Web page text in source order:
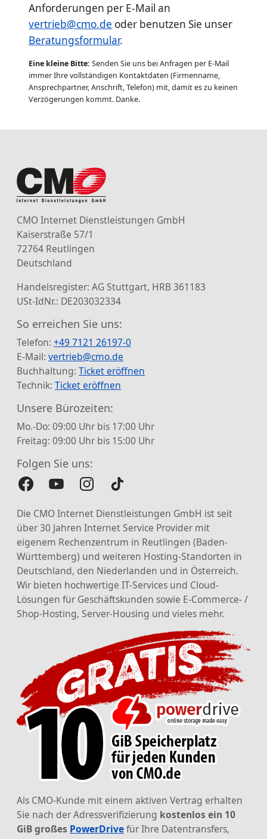
Anforderungen per E-Mail an
vertrieb@cmo.de oder benutzen Sie unser
Beratungsformular.
Eine kleine Bitte: Senden Sie uns bei Anfragen per E-Mail
immer Ihre vollständigen Kontaktdaten (Firmenname,
Ansprechpartner, Anschrift, Telefon) mit, damit es zu keinen
Verzögerungen kommt. Danke.
CMO Internet Dienstleistungen GmbH
Kaiserstraße 57/1
72764 Reutlingen
Deutschland
Handelsregister: AG Stuttgart, HRB 361183
USt-IdNr.: DE203032334
So erreichen Sie uns:
Telefon: +49 7121 26197-0
E-Mail: vertrieb@cmo.de
Buchhaltung: Ticket eröffnen
Technik: Ticket eröffnen
Unsere Bürozeiten:
Mo.-Do: 09:00 Uhr bis 17:00 Uhr
Freitag: 09:00 Uhr bis 15:00 Uhr
Folgen Sie uns:
Die CMO Internet Dienstleistungen GmbH ist seit
über 30 Jahren Internet Service Provider mit
eigenem Rechenzentrum in Reutlingen (Baden-
Württemberg) und weiteren Hosting-Standorten in
Deutschland, den Niederlanden und in Österreich.
Wir bieten hochwertige IT-Services und Cloud-
Lösungen für Geschäftskunden sowie E-Commerce- /
Shop-Hosting, Server-Housing und vieles mehr.
Als CMO-Kunde mit einem aktiven Vertrag erhalten
Sie nach der Adressverifizierung kostenlos ein 10
GiB großes PowerDrivefür Ihre Datentransfers,